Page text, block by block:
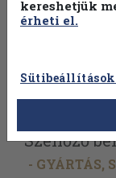
Vissza az
Szellőző
- GYÁRTÁS,
kereshetjük
érheti el.
Sütibeállítások